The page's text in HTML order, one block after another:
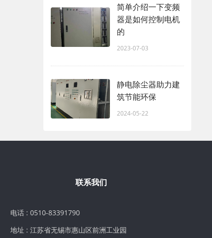
简单介绍一下变频
器是如何控制电机
的
2023-07-03
静电除尘器助力建
筑节能环保
2024-05-22
联系我们
电话 : 0510-83391790
地址 : 江苏省无锡市惠山区前洲工业园